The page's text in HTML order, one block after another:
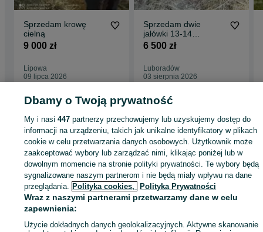
Sprzedam krowę
cielną
9 000 zł
Lipowa
09 lipca 2026
Sprzedam dwie
jałówki 13-14
miesięczne
6 500 zł
Luboradów
03 sierpnia 2026
Strona główna Rolnictwo Części do maszyn rolniczych
Części do maszyn
rolniczych - Dolnośląskie
Części do maszyn rolniczych - Dzierżoniów
KATEGORIA
980108451 Wyświetlenia:
Zadzwoń / SMS Wyślij wiadomość
Dbamy o Twoją prywatność
My i nasi447 partnerzy przechowujemy lub uzyskujemy dostęp do
informacji na urządzeniu, takich jak unikalne identyfikatory w plikach
cookie w celu przetwarzania danych osobowych. Użytkownik może
zaakceptować wybory lub zarządzać nimi, klikając poniżej lub w
dowolnym momencie na stronie polityki prywatności. Te wybory będą
sygnalizowane naszym partnerom i nie będą miały wpływu na dane
przeglądania. Polityka cookies, Polityka Prywatności
Wraz z naszymi partnerami przetwarzamy dane w celu
zapewnienia:
Użycie dokładnych danych geolokalizacyjnych. Aktywne skanowanie